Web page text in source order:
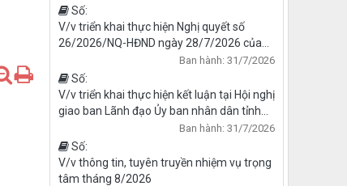
khơi dậy khát vọng cống hiến; giáo dục
truyền thống gắn với di sản văn hóa địa
phương cho học sinh, sinh viên giai đoạn
2026-2030” trên địa bàn tỉnh
Số:
V/v triển khai thực hiện Nghị quyết số
26/2026/NQ-HĐND ngày 28/7/2026 của
Ban hành: 31/7/2026
Số:
V/v triển khai thực hiện kết luận tại Hội nghị
giao ban Lãnh đạo Ủy ban nhân dân tỉnh
Ban hành: 31/7/2026
Số:
V/v thông tin, tuyên truyền nhiệm vụ trọng
tâm tháng 8/2026